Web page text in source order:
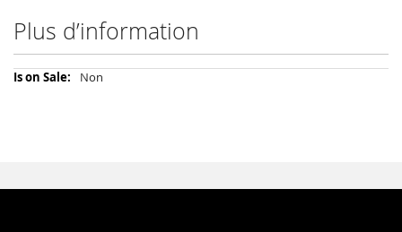
Plus d’information
Plus
Non